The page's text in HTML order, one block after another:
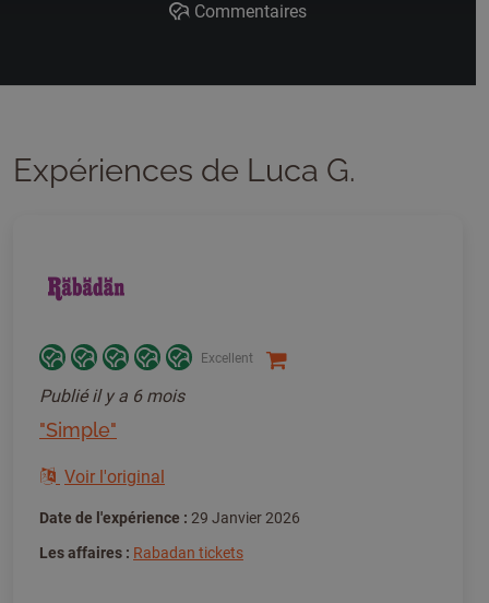
Commentaires
Expériences de Luca G.
Excellent
Publiéil y a 6 mois
"Simple"
Voir l'original
Date de l'expérience : 29 Janvier 2026
Les affaires : Rabadan tickets